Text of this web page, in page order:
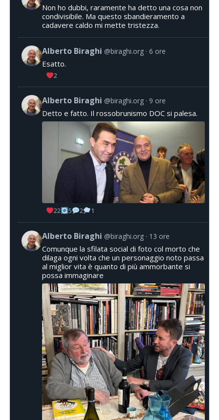
Non ho dubbi, raramente ha detto una cosa non
condivisibile. Ma questo sbandieramento a
cadavere caldo mi mette tristezza.
Alberto Biraghi @biraghi.org 6 ore
Esatto.
2
Alberto Biraghi @biraghi.org 9 ore
Detto e fatto. Il rossobrunismo DOC si palesa.
22 5 2 1
Alberto Biraghi @biraghi.org 13 ore
Comunque la sfilata social di foto col morto che
dilaga ogni volta che un personaggio noto passa
al miglior vita è quanto di più ammorbante si
possa immaginare